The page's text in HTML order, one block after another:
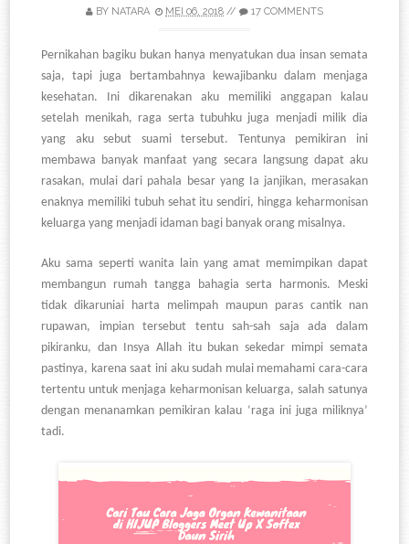
BY NATARA MEI 06, 2018 // 17 COMMENTS
Pernikahan bagiku bukan hanya menyatukan dua insan semata
saja, tapi juga bertambahnya kewajibanku dalam menjaga
kesehatan. Ini dikarenakan aku memiliki anggapan kalau
setelah menikah, raga serta tubuhku juga menjadi milik dia
yang aku sebut suami tersebut. Tentunya pemikiran ini
membawa banyak manfaat yang secara langsung dapat aku
rasakan, mulai dari pahala besar yang Ia janjikan, merasakan
enaknya memiliki tubuh sehat itu sendiri, hingga keharmonisan
keluarga yang menjadi idaman bagi banyak orang misalnya.
Aku sama seperti wanita lain yang amat memimpikan dapat
membangun rumah tangga bahagia serta harmonis. Meski
tidak dikaruniai harta melimpah maupun paras cantik nan
rupawan, impian tersebut tentu sah-sah saja ada dalam
pikiranku, dan Insya Allah itu bukan sekedar mimpi semata
pastinya, karena saat ini aku sudah mulai memahami cara-cara
tertentu untuk menjaga keharmonisan keluarga, salah satunya
dengan menanamkan pemikiran kalau ‘raga ini juga miliknya’
tadi.